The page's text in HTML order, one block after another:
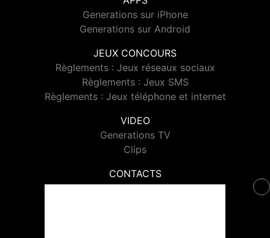
Generations sur iPhone
Generations sur Android
JEUX CONCOURS
Règlements : Jeux réseaux sociaux
Règlements : Jeux SMS
Règlements : Jeux téléphone et internet
VIDEO
Generations TV
Clips
CONTACTS
Contacter Generations